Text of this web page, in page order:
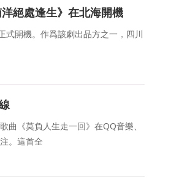
絕處逢生》在北海開機
式開機。作爲該劇出品方之一，四川
《莫負人生走一回》在QQ音樂、
。這首全